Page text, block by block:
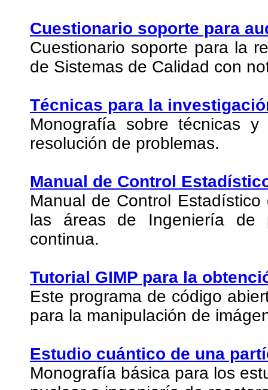
Cuestionario soporte para
Cuestionario soporte para la
de Sistemas de Calidad con
Técnicas para la
Monografía sobre técnicas
resolución de problemas.
Manual de Control
Manual de Control
las áreas de Ingeniería de
continua.
Tutorial GIMP para la
Este programa de código
para la manipulación de
Estudio cuántico de una
Monografía básica para los